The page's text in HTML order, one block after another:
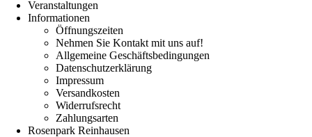
Veranstaltungen
Informationen
Öffnungszeiten
Nehmen Sie Kontakt mit uns auf!
Allgemeine Geschäftsbedingungen
Datenschutzerklärung
Impressum
Versandkosten
Widerrufsrecht
Zahlungsarten
Rosenpark Reinhausen